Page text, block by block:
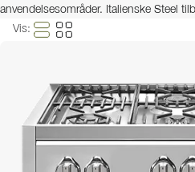
anvendelsesområder. Italienske Steel
udekøkkener af rustfrit stål med høj
som passer ind i alle udendørsmiljøer. I
Læs mere om Steel her. Har du brug
kontakte vores kundeservice!
Vis: